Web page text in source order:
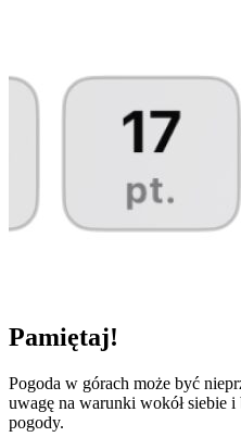
Pamiętaj!
Pogoda w górach może być
uwagę na warunki wokół siebie
pogody.